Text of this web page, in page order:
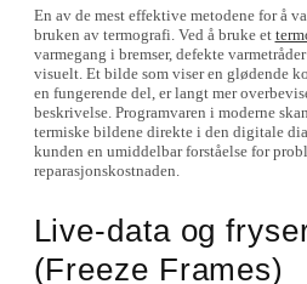
En av de mest effektive metodene for å
bruken av termografi. Ved å bruke et
varmegang i bremser, defekte
visuelt. Et bilde som viser en glødende
en fungerende del, er langt mer
beskrivelse. Programvaren i moderne
termiske bildene direkte i den digitale
kunden en umiddelbar forståelse for
reparasjonskostnaden.
Live-data og
(Freeze Frames)